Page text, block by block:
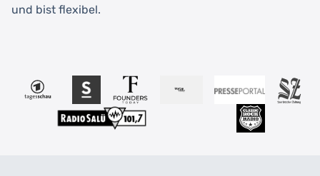
und bist flexibel.